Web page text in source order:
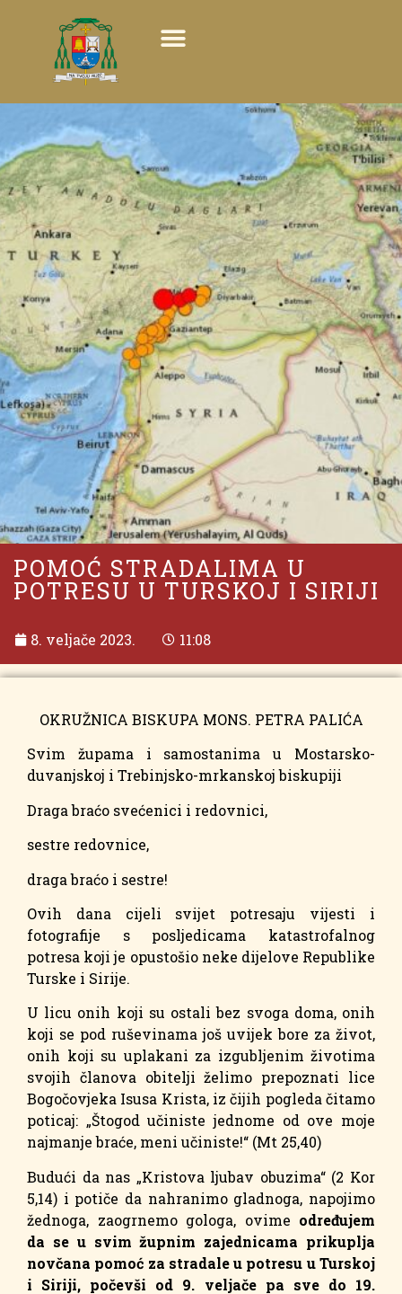
POMOĆ STRADALIMA U
POTRESU U TURSKOJ I SIRIJI
8. veljače 2023. 11:08
OKRUŽNICA BISKUPA MONS. PETRA PALIĆA
Svim župama i samostanima u Mostarsko-
duvanjskoj i Trebinjsko-mrkanskoj biskupiji
Draga braćo svećenici i redovnici,
sestre redovnice,
draga braćo i sestre!
Ovih dana cijeli svijet potresaju vijesti i
fotografije s posljedicama katastrofalnog
potresa koji je opustošio neke dijelove Republike
Turske i Sirije.
U licu onih koji su ostali bez svoga doma, onih
koji se pod ruševinama još uvijek bore za život,
onih koji su uplakani za izgubljenim životima
svojih članova obitelji želimo prepoznati lice
Bogočovjeka Isusa Krista, iz čijih pogleda čitamo
poticaj: „Štogod učiniste jednome od ove moje
najmanje braće, meni učiniste!“ (Mt 25,40)
Budući da nas „Kristova ljubav obuzima“ (2 Kor
5,14) i potiče da nahranimo gladnoga, napojimo
žednoga, zaogrnemo gologa, ovime određujem
da se u svim župnim zajednicama prikuplja
novčana pomoć za stradale u potresu u Turskoj
i Siriji, počevši od 9. veljače pa sve do 19.